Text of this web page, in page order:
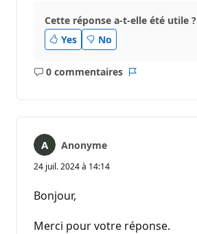
Cette réponse a-t-elle été utile ?
Yes
No
0 commentaires
Aucun
Anonyme
24 juil. 2024 à 14:14
Bonjour,
Merci pour votre réponse.